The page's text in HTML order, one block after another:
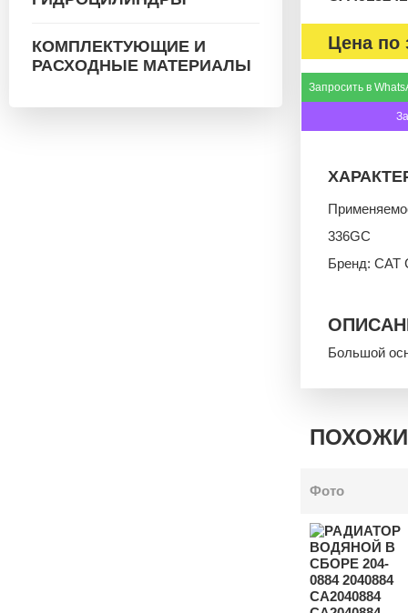
КОМПЛЕКТУЮЩИЕ И
РАСХОДНЫЕ МАТЕРИАЛЫ
Цена по
Запросить в
336GC
Бренд: CAT
Большой
Фото